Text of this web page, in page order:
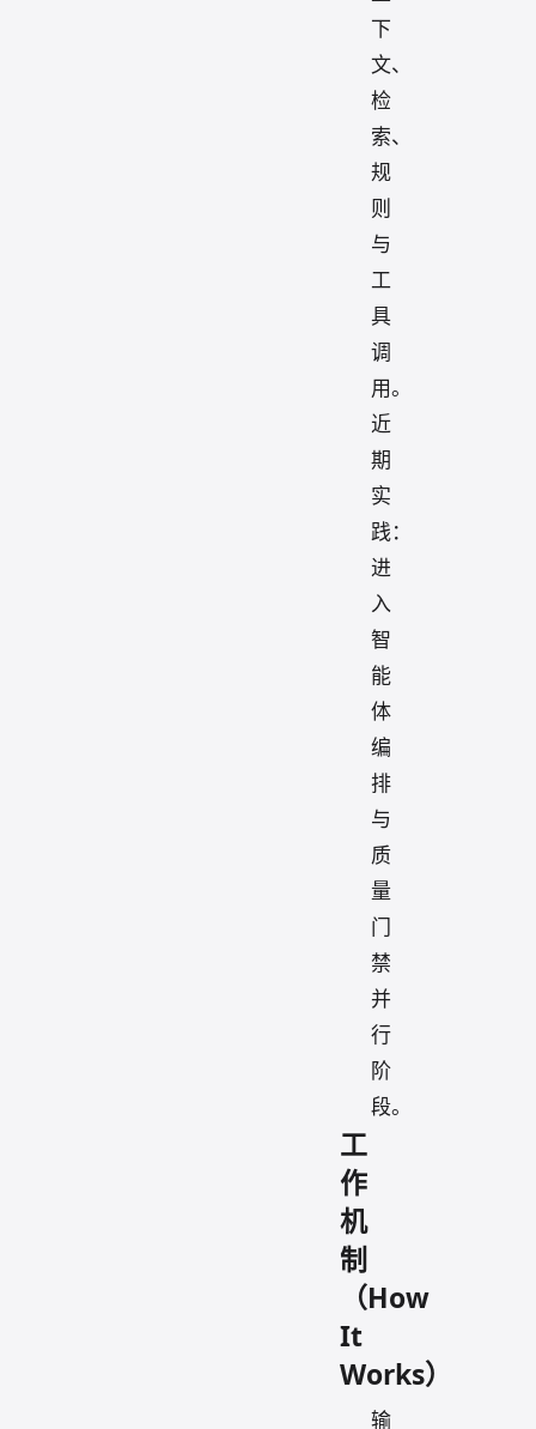
下
文、
检
索、
规
则
与
工
具
调
用。
近
期
实
践：
进
入
智
能
体
编
排
与
质
量
门
禁
并
行
阶
段。
工
作
机
制
（How
It
Works）
输